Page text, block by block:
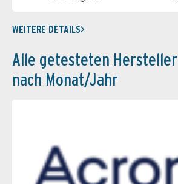
WEITERE DETAILS
Alle getesteten
nach Monat/Jahr